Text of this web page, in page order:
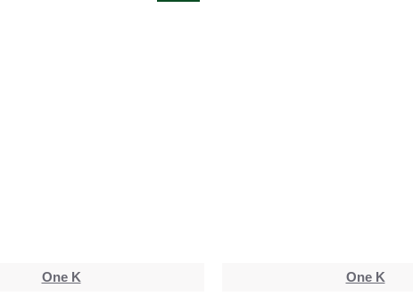
One K One K